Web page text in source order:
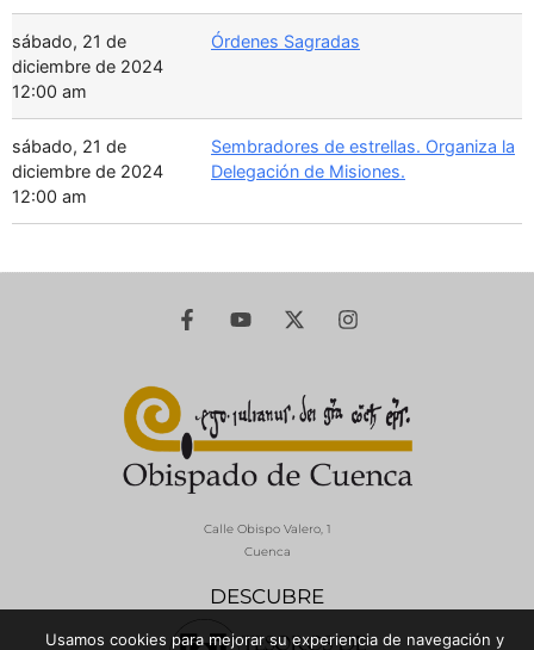
sábado, 21 de
diciembre de 2024
12:00 am
Órdenes Sagradas
sábado, 21 de
diciembre de 2024
12:00 am
Sembradores de estrellas. Organiza la
Delegación de Misiones.
DESCUBRE
Calle Obispo Valero, 1
Cuenca
Usamos cookies para mejorar su experiencia de navegación y